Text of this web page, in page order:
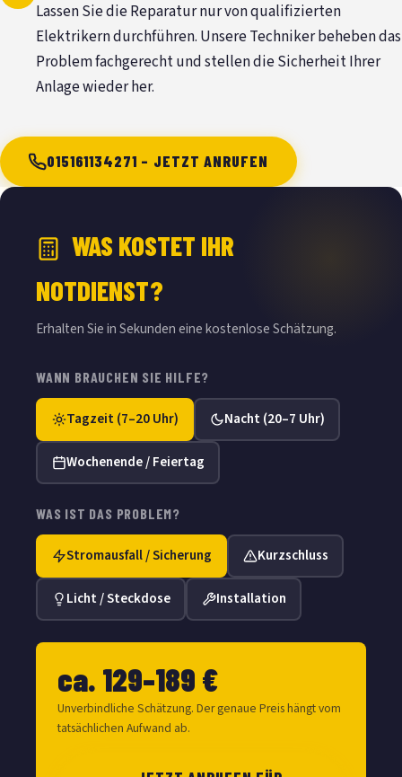
Lassen Sie die Reparatur nur von qualifizierten
Elektrikern durchführen. Unsere Techniker beheben das
Problem fachgerecht und stellen die Sicherheit Ihrer
Anlage wieder her.
015161134271 – JETZT ANRUFEN
WAS KOSTET IHR
NOTDIENST?
Erhalten Sie in Sekunden eine kostenlose Schätzung.
WANN BRAUCHEN SIE HILFE?
Tagzeit (7–20 Uhr) Nacht (20–7 Uhr)
Wochenende / Feiertag
WAS IST DAS PROBLEM?
Stromausfall / Sicherung Kurzschluss
Licht / Steckdose Installation
ca. 129–189 €
Unverbindliche Schätzung. Der genaue Preis hängt vom
tatsächlichen Aufwand ab.